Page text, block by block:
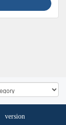
version